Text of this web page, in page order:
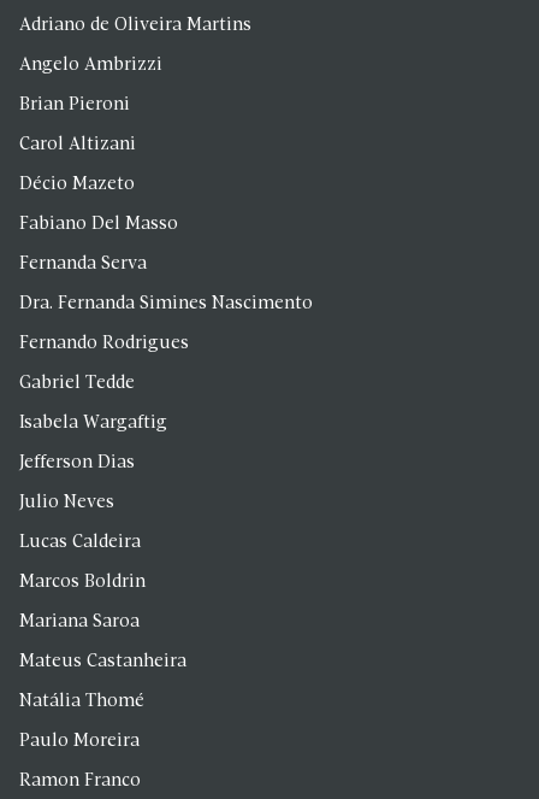
Adriano de Oliveira Martins
Angelo Ambrizzi
Brian Pieroni
Carol Altizani
Décio Mazeto
Fabiano Del Masso
Fernanda Serva
Dra. Fernanda Simines Nascimento
Fernando Rodrigues
Gabriel Tedde
Isabela Wargaftig
Jefferson Dias
Julio Neves
Lucas Caldeira
Marcos Boldrin
Mariana Saroa
Mateus Castanheira
Natália Thomé
Paulo Moreira
Ramon Franco